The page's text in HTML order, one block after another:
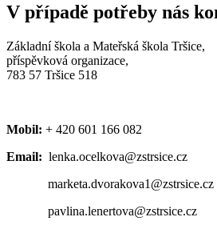
V případě potřeby nás
Základní škola a Mateřská škola Tršice,
příspěvková organizace,
783 57 Tršice 518
Mobil: + 420 601 166 082
Email: lenka.ocelkova@zstrsice.cz
marketa.dvorakova1@zstrsice.cz
pavlina.lenertova@zstrsice.cz